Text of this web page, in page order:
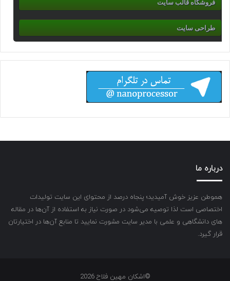
فروشگاه قالب سایت
طراحی سایت
درباره ما
هموطن عزیز خوش آمیدید؛ پنجاه درصد از محتوای این سایت تولیدات
اختصاصی است لذا توصیه می‌شود در صورت نیاز به استفاده از آن‌ها در مقاله
های دانشگاهی و علمی با مدیر سایت مشورت نمایید تا منابع آن‌ها در اختیارتان
قرار گیرد.
©اشکان مهین فلاح 2026